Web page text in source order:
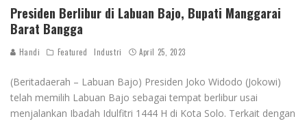
Presiden Berlibur di Labuan Bajo, Bupati Manggarai
Barat Bangga
Handi Featured Industri April 25, 2023
(Beritadaerah – Labuan Bajo) Presiden Joko Widodo (Jokowi)
telah memilih Labuan Bajo sebagai tempat berlibur usai
menjalankan Ibadah Idulfitri 1444 H di Kota Solo. Terkait dengan